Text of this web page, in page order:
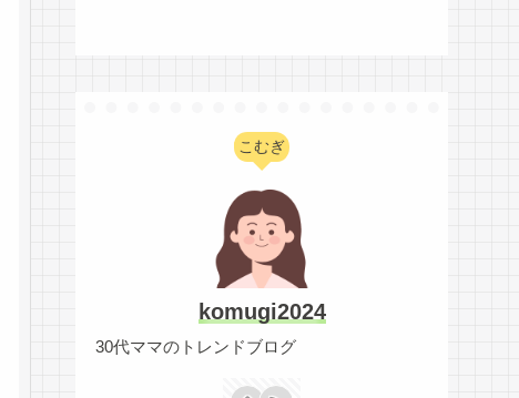
こむぎ
komugi2024
30代ママのトレンドブログ